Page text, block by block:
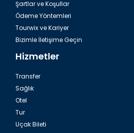
Şartlar ve Koşullar
Ödeme Yöntemleri
Tourwix ve Kariyer
Bizimle İletişime Geçin
Hizmetler
Transfer
Sağlık
Otel
Tur
Uçak Bileti